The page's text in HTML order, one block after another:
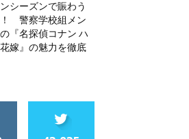
シーズンで賑わう
警察学校組メン
『名探偵コナン ハ
嫁』の魅力を徹底